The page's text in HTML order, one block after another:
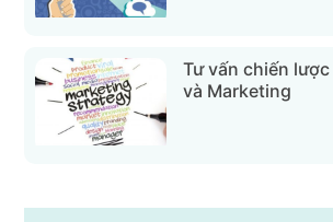
Tư vấn chiến
và Marketing